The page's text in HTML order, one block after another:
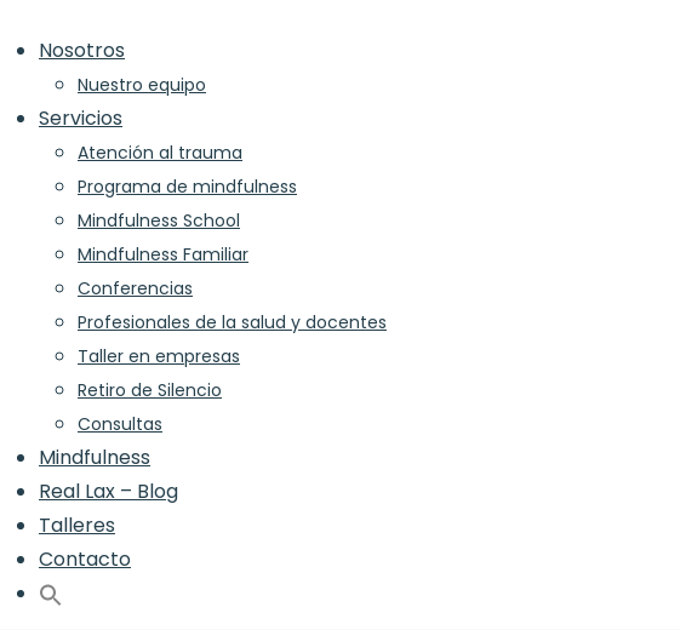
to
content
Nosotros
Nuestro equipo
Servicios
Atención al trauma
Programa de mindfulness
Mindfulness School
Mindfulness Familiar
Conferencias
Profesionales de la salud y docentes
Taller en empresas
Retiro de Silencio
Consultas
Mindfulness
Real Lax – Blog
Talleres
Contacto